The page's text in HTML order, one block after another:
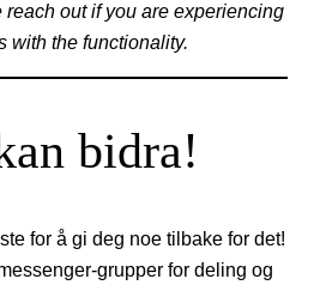
out if you are experiencing
with the functionality.
bidra!
for å gi deg noe tilbake for det!
grupper for deling og